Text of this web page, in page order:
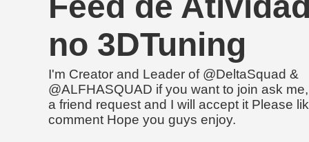
no 3DTuning
I'm Creator and Leader of @DeltaSquad &
@ALFHASQUAD if you want to join ask
a friend request and I will accept it Please
comment Hope you guys enjoy.